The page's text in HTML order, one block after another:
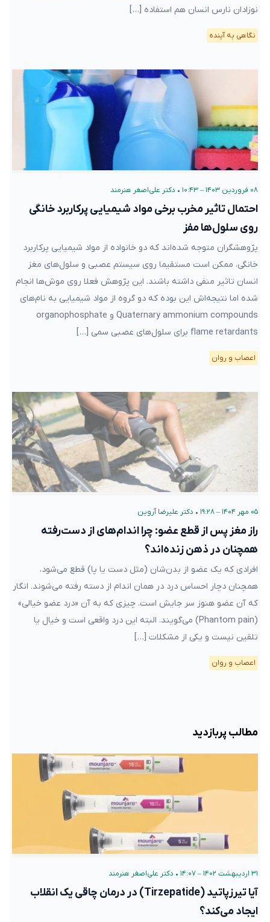
نوزادان نارس انسان هم استفاده […]
نگاهی به آینده
۰۸ فروردین ۱۴۰۳ – ۱۰:۴۳ • دکتر علی‌اصغر هنرمند
احتمال تاثیر مخرب برخی مواد شیمیایی پرکاربرد خانگی
روی سلول‌ها مفز
پژوهشگران متوجه شده‌اند که دو خانواده از مواد شیمیایی پرکاربرد
خانگی، ممکن است مستقیما روی سیستم عصبی و سلول‌های مغز
انسان تاثیر منفی داشته باشند. این پژوهش فعلا روی موش‌ها انجام
شده اما نتیجه‌‌اش این بوده که دو گروه از مواد شیمیایی به نام‌های
Quaternary ammonium compounds و organophosphate
flame retardants برای سلول‌های عصبی سمی […]
اعصاب و روان
۰۵ مهر ۱۴۰۴ – ۱۹:۲۸ • دکتر علیرضا آروین
راز مغز پس از قطع عضو: چرا اندام‌های از دست‌رفته
همچنان در ذهن زنده‌اند؟
افرادی که یک عضو از بدن‌شان (مثل دست یا پا) قطع می‌شود،
همچنان دچار احساس درد در همان اندام از دسته رفته می‌شوند. انگار
که آن عضو هنوز سر جایش است. چیزی که به آن «درد عضو خیالی»
(Phantom pain) می‌گویند. البته این درد واقعی است و خیال یا
تلقین نیست و یکی از مشکلات […]
اعصاب و روان
مطالب پربازدید
۳۱ اردیبهشت ۱۴۰۲ – ۱۴:۰۷ • دکتر علی‌اصغر هنرمند
آیا تیرزپاتید (Tirzepatide) در درمان چاقی یک انقلاب
ایجاد می‌کند؟